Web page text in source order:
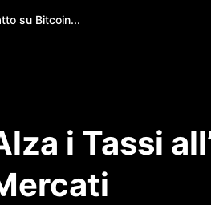
su Bitcoin...
i Tassi